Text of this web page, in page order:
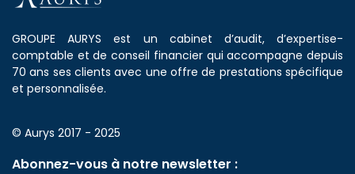
GROUPE AURYS est un cabinet d’audit, d’expertise-
comptable et de conseil financier qui accompagne depuis
70 ans ses clients avec une offre de prestations spécifique
et personnalisée.
© Aurys 2017 - 2025
Abonnez-vous à notre newsletter :